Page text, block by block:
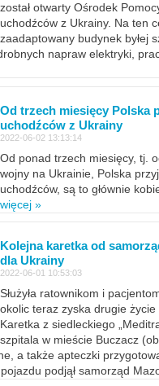
został otwarty Ośrodek
uchodźców z Ukrainy. Na ten
zaadaptowany budynek byłej
napraw elektryki,
Od trzech miesięcy Polska
uchodźców z Ukrainy
2022-06-02 13:13:14
Od ponad trzech miesięcy, tj.
wojny na Ukrainie, Polska
uchodźców, są to głównie
więcej »
Kolejna karetka od
dla Ukrainy
2022-06-01 10:53:03
Służyła ratownikom i
okolic teraz zyska drugie życie
Karetka z siedleckiego
szpitala w mieście Buczacz
a także apteczki
podjął samorząd